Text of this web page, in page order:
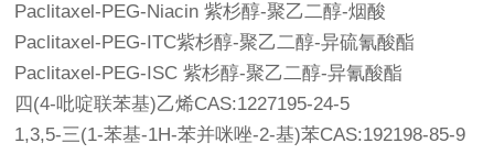
Paclitaxel-PEG-Niacin 紫杉醇-聚乙二醇-烟酸
Paclitaxel-PEG-ITC紫杉醇-聚乙二醇-异硫氰酸酯
Paclitaxel-PEG-ISC 紫杉醇-聚乙二醇-异氰酸酯
四(4-吡啶联苯基)乙烯CAS:1227195-24-5
1,3,5-三(1-苯基-1H-苯并咪唑-2-基)苯CAS:192198-85-9